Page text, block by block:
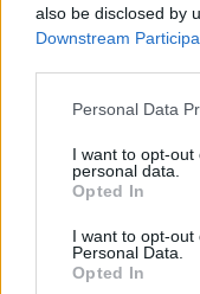
also be disclosed by
Downstream
Please note that this
not limited to your
grant or deny
use your data for
consent section.
Personal Data
I want to opt-
personal data.
Opted In
I want to opt-out
Personal Data.
Opted In
Ακολουθήστε το
ενημερωθείτε
της
Πιο
Σοκαριστική
Τουρίστας